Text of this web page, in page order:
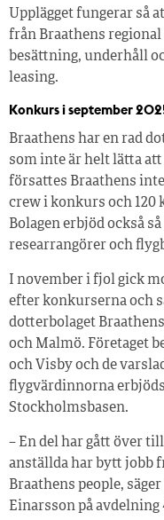
Upplägget fungerar så
från Braathens
besättning, underhåll
leasing.
Konkurs i september
Braathens har en rad
som inte är helt lätta
försattes Braathens
crew i konkurs och 120
Bolagen erbjöd också
researrangörer och
I november i fjol gick
efter konkurserna och
dotterbolaget
och Malmö. Företaget
och Visby och de
flygvärdinnorna
Stockholmsbasen.
– En del har gått över
anställda har bytt jobb
Braathens people,
Einarsson på avdelning